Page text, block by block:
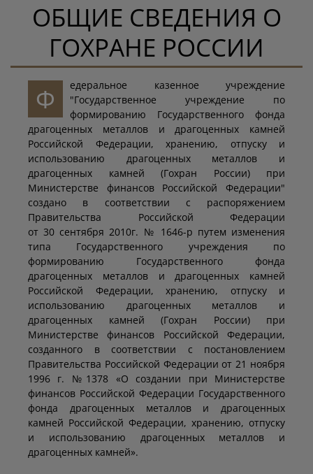
ОБЩИЕ СВЕДЕНИЯ О
ГОХРАНЕ РОССИИ
Ф
едеральное казенное учреждение
"Государственное учреждение по
формированию Государственного фонда
драгоценных металлов и драгоценных камней
Российской Федерации, хранению, отпуску и
использованию драгоценных металлов и
драгоценных камней (Гохран России) при
Министерстве финансов Российской Федерации"
создано в соответствии с распоряжением
Правительства Российской Федерации
от 30 сентября 2010г. № 1646-р путем изменения
типа Государственного учреждения по
формированию Государственного фонда
драгоценных металлов и драгоценных камней
Российской Федерации, хранению, отпуску и
использованию драгоценных металлов и
драгоценных камней (Гохран России) при
Министерстве финансов Российской Федерации,
созданного в соответствии с постановлением
Правительства Российской Федерации от 21 ноября
1996 г. №1378 «О создании при Министерстве
финансов Российской Федерации Государственного
фонда драгоценных металлов и драгоценных
камней Российской Федерации, хранению, отпуску
и использованию драгоценных металлов и
драгоценных камней».